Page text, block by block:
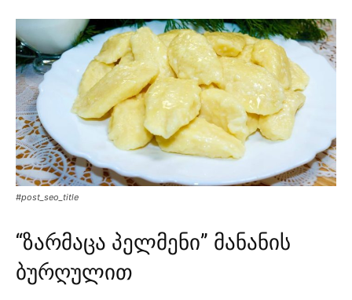
#post_seo_title
“ზარმაცა პელმენი” მანანის
ბურღულით